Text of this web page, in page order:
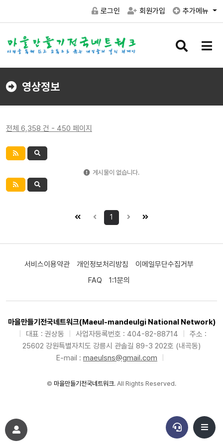
로그인 회원가입 추가메뉴
검
버
메
버
영상정보
전체 6,358 건 - 450 페이지
게시물이 없습니다.
1
서비스이용약관 개인정보처리방침
이메일무단수집거부
FAQ
1:1문의
마을만들기전국네트워크(Maeul-mandeulgi National Network)
대표 : 권상동 사업자등록번호 : 404-82-88714
주소 :
25602 강원특별자치도 강릉시 관솔길 89-3 202호 (내곡동)
E-mail : maeulsns@gmail.com
© 마을만들기전국네트워크. All Rights Reserved.